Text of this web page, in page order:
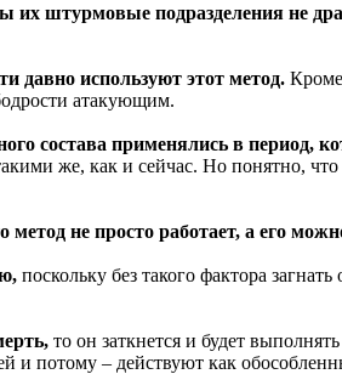
их штурмовые подразделения не
давно используют этот метод.
атакующим.
состава применялись в период,
же, как и сейчас. Но понятно,
не просто работает, а его
поскольку без такого фактора
то он заткнется и будет
потому – действуют как